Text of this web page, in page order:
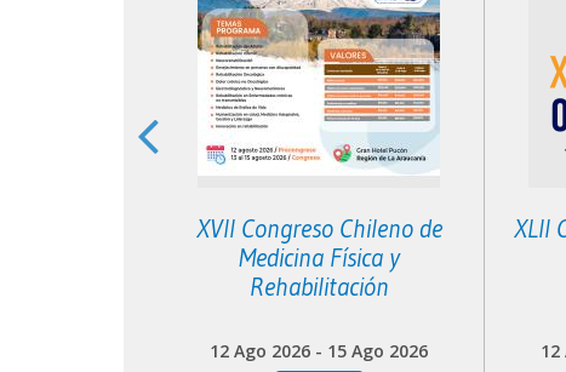
XVII Congreso Chileno de
Medicina Física y
Rehabilitación
12 Ago 2026 - 15 Ago 2026
XLII
12